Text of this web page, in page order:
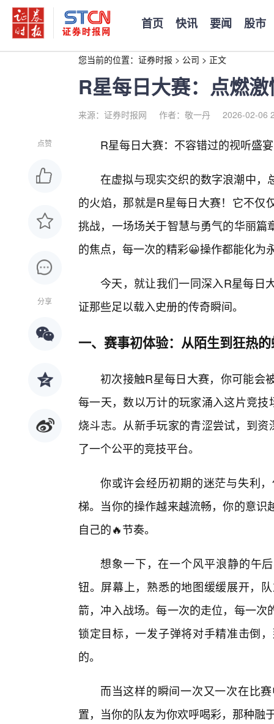
首页 快讯 要闻 股市
您当前的位置： 证券时报 > 公司 > 正文
R星每日大赛：点燃
来源：证券时报网 作者：敬一丹 2026-02-06
点赞
分享
R星每日大赛：不容错过的视听盛
在虚拟与现实交织的数字浪潮中，
的火焰，那就是R星每日大赛！它不仅
挑战，一场场关于智慧与勇气的华丽
的焦点，每一次的精彩😀操作都能化为
今天，就让我们一同深入R星每日
证那些足以载入史册的传奇瞬间。
一、赛事初体验：从陌生到狂热
初次接触R星每日大赛，你可能会
每一天，数以万计的玩家涌入这片竞
烧斗志。从新手玩家的青涩尝试，到
了一个公平的竞技平台。
你或许会经历初期的迷茫与失利
梯。当你的操作越来越流畅，你的意
自己的🔥节奏。
想象一下，在一个风平浪静的午
钮。屏幕上，熟悉的地图缓缓展开，
箭，冲入战场。每一次的走位，每一
锁定目标，一发子弹将对手精准击倒
的。
而当这样的瞬间一次又一次在比
置，当你的队友为你欢呼喝彩，那种融